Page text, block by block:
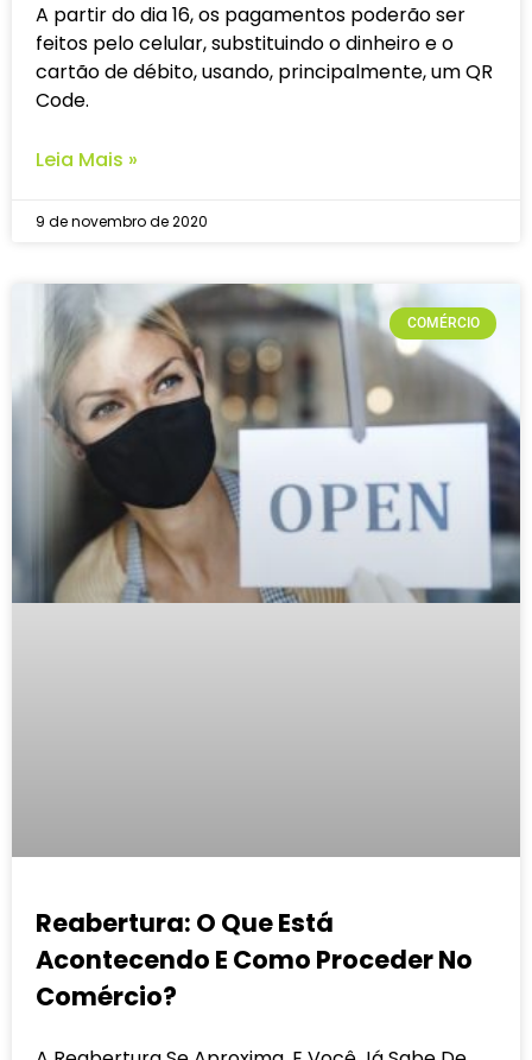
A partir do dia 16, os pagamentos poderão ser
feitos pelo celular, substituindo o dinheiro e o
cartão de débito, usando, principalmente, um QR
Code.
Leia Mais »
9 de novembro de 2020
COMÉRCIO
Reabertura: O Que Está
Acontecendo E Como Proceder No
Comércio?